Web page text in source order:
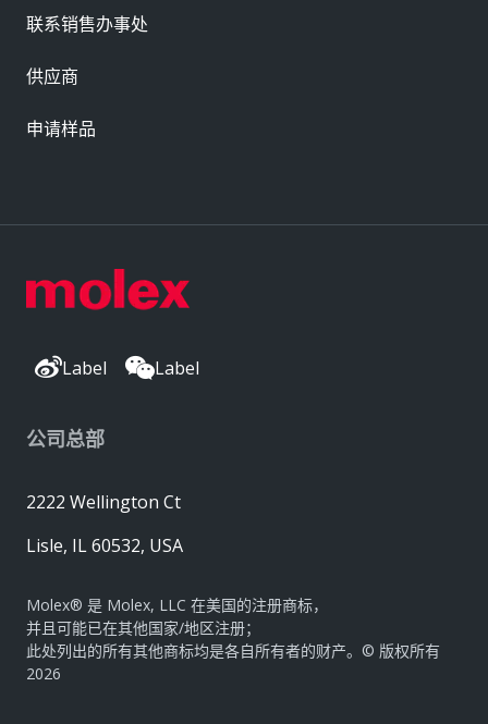
Label Label
公司总部
2222 Wellington Ct
Lisle, IL 60532, USA
Molex® 是 Molex, LLC 在美国的注册商标，
并且可能已在其他国家/地区注册；
此处列出的所有其他商标均是各自所有者的财产。© 版权所有
2026
联系销售办事处
供应商
申请样品